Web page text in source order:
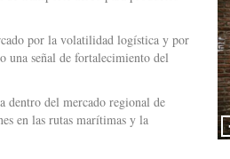
por la volatilidad logística y por
una señal de fortalecimiento del
dentro del mercado regional de
en las rutas marítimas y la